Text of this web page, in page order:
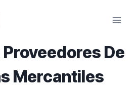
De
Mercantiles